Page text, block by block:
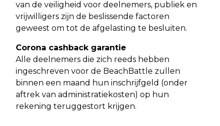
van de veiligheid voor deelnemers, publiek en
vrijwilligers zijn de beslissende factoren
geweest om tot de afgelasting te besluiten.
Corona cashback garantie
Alle deelnemers die zich reeds hebben
ingeschreven voor de BeachBattle zullen
binnen een maand hun inschrijfgeld (onder
aftrek van administratiekosten) op hun
rekening teruggestort krijgen.